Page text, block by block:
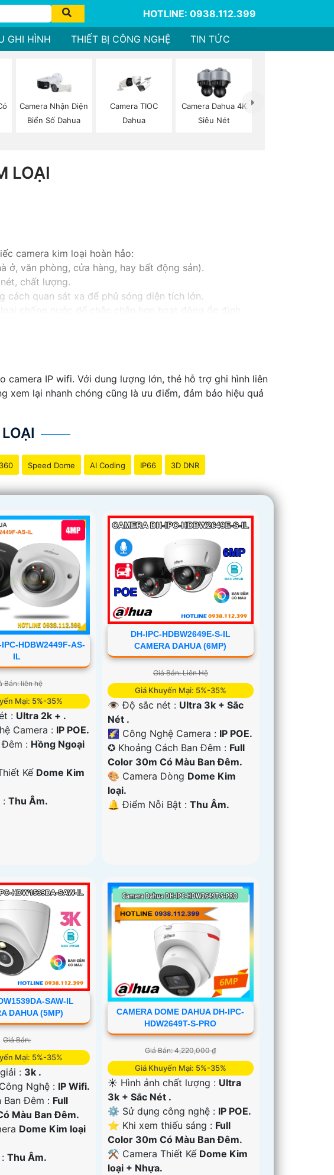
HOTLINE: 0938.112.399
GHI HÌNH THIẾT BỊ CÔNG NGHỆ TIN TỨC
Camera Nhận Diện
Biển Số Dahua
Camera TIOC
Dahua
Camera Dahua 4K
Siêu Nét
LOẠI
camera kim loại hoàn hảo:
ở, văn phòng, cửa hàng, hay bất động sản).
chất lượng.
cách quan sát xa để phủ sóng diện tích lớn.
lưu trữ dữ liệu để dễ dàng xem qua điện thoại, máy tính.
IP wifi. Với dung lượng lớn, thẻ hỗ trợ ghi hình liên
lại nhanh chóng cũng là ưu điểm, đảm bảo hiệu quả
Speed Dome AI Coding IP66 3D DNR
HDBW2449F-AS-
IL
Bán: liên hệ
Mại: 5%-35%
: Ultra 2k + .
Camera : IP POE.
Đêm : Hồng Ngoại
Kế Dome Kim
: Thu Âm.
DH-IPC-HDBW2649E-S-IL
CAMERA DAHUA (6MP)
Giá Bán: Liên Hệ
Giá Khuyến Mại: 5%-35%
👁 Độ sắc nét : Ultra 3k + Sắc
Nét .
🌠 Công Nghệ Camera : IP POE.
✪ Khoảng Cách Ban Đêm : Full
Color 30m Có Màu Ban Ðêm.
🎨 Camera Dòng Dome Kim
loại.
️🔔 Điểm Nỗi Bật :Thu Âm.
SAW-IL
DAHUA (5MP)
Giá Bán:
Mại: 5%-35%
: 3k .
Nghệ : IP Wifi.
Ban Đêm : Full
Màu Ban Ðêm.
Dome Kim loại
Thu Âm.
CAMERA DOME DAHUA DH-IPC-
HDW2649T-S-PRO
Giá Bán: 4,220,000 ₫
Giá Khuyến Mại: 5%-35%
☀️ Hình ảnh chất lượng : Ultra
3k + Sắc Nét .
⚙ Sử dụng công nghệ : IP POE.
⭐ Khi xem thiếu sáng : Full
Color 30m Có Màu Ban Ðêm.
⚒ Camera Thiết Kế Dome Kim
loại + Nhựa.